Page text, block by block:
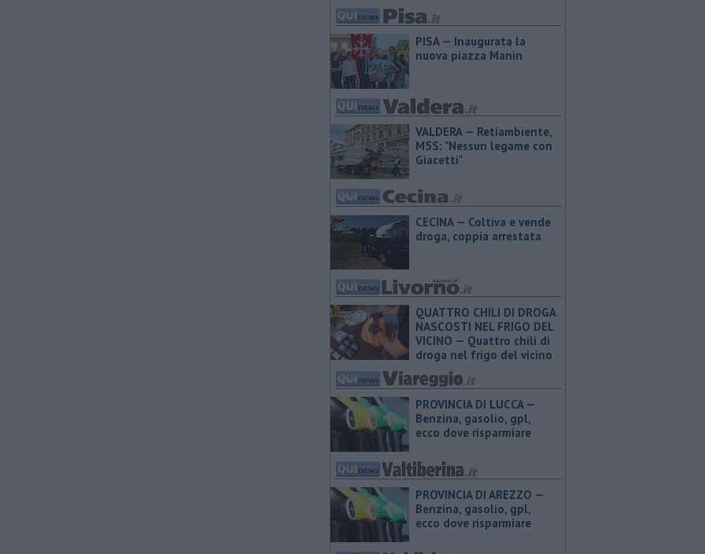
PISA — Inaugurata la
nuova piazza Manin
VALDERA — Retiambiente,
M5S: "Nessun legame con
Giacetti"
CECINA — Coltiva e vende
droga, coppia arrestata
QUATTRO CHILI DI DROGA
NASCOSTI NEL FRIGO DEL
VICINO — Quattro chili di
droga nel frigo del vicino
PROVINCIA DI LUCCA — ​
Benzina, gasolio, gpl,
ecco dove risparmiare
PROVINCIA DI AREZZO — ​
Benzina, gasolio, gpl,
ecco dove risparmiare